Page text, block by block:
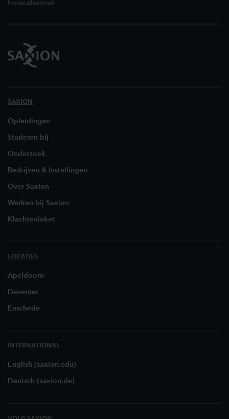
horecabezoek
SAXION
Opleidingen
Studeren bij
Onderzoek
Bedrijven & Instellingen
Over Saxion
Werken bij Saxion
Klachtenloket
LOCATIES
Apeldoorn
Deventer
Enschede
INTERNATIONAL
English (saxion.edu)
Deutsch (saxion.de)